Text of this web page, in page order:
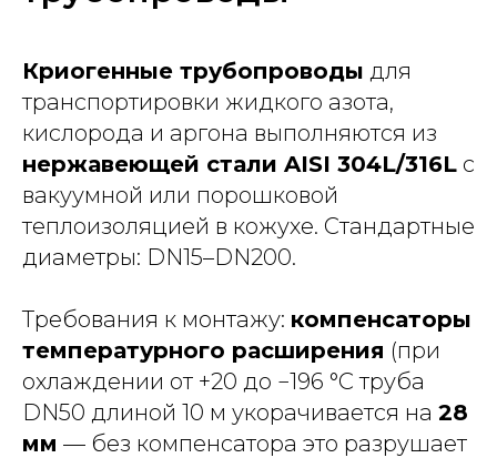
Криогенные трубопроводы для
транспортировки жидкого азота,
кислорода и аргона выполняются из
нержавеющей стали AISI 304L/316L с
вакуумной или порошковой
теплоизоляцией в кожухе. Стандартные
диаметры: DN15–DN200.
Требования к монтажу: компенсаторы
температурного расширения (при
охлаждении от +20 до −196 °C труба
DN50 длиной 10 м укорачивается на 28
мм — без компенсатора это разрушает